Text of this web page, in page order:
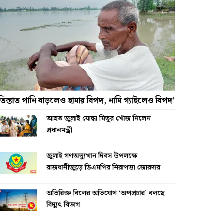
পানি বাড়লেও হামার বিপদ, নামি গ্যাইলেও বিপদ’
আহত জুলাই যোদ্ধা মিতুর খোঁজ নিলেন
প্রধানমন্ত্রী
জুলাই গণঅভ্যুত্থান দিবস উপলক্ষে
রাজধানীজুড়ে ডিএমপির নিরাপত্তা জোরদার
অতিরিক্ত বিলের অভিযোগ ‘অপপ্রচার’ বলছে
বিদ্যুৎ বিভাগ